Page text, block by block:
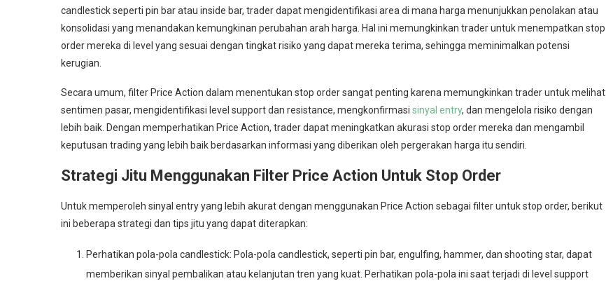
candlestick seperti pin bar atau inside bar, trader dapat mengidentifikasi area di mana harga menunjukkan penolakan atau
konsolidasi yang menandakan kemungkinan perubahan arah harga. Hal ini memungkinkan trader untuk menempatkan stop
order mereka di level yang sesuai dengan tingkat risiko yang dapat mereka terima, sehingga meminimalkan potensi
kerugian.
Secara umum, filter Price Action dalam menentukan stop order sangat penting karena memungkinkan trader untuk melihat
sentimen pasar, mengidentifikasi level support dan resistance, mengkonfirmasi sinyal entry, dan mengelola risiko dengan
lebih baik. Dengan memperhatikan Price Action, trader dapat meningkatkan akurasi stop order mereka dan mengambil
keputusan trading yang lebih baik berdasarkan informasi yang diberikan oleh pergerakan harga itu sendiri.
Strategi Jitu Menggunakan Filter Price Action Untuk Stop Order
Untuk memperoleh sinyal entry yang lebih akurat dengan menggunakan Price Action sebagai filter untuk stop order, berikut
ini beberapa strategi dan tips jitu yang dapat diterapkan:
Perhatikan pola-pola candlestick: Pola-pola candlestick, seperti pin bar, engulfing, hammer, dan shooting star, dapat
memberikan sinyal pembalikan atau kelanjutan tren yang kuat. Perhatikan pola-pola ini saat terjadi di level support